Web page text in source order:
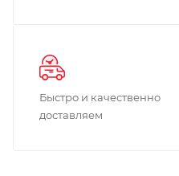
Быстро и качественно
доставляем